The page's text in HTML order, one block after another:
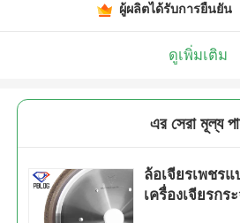
ฝากข้อความ
เราจะโทรกลับหาคุณ
ผู้ผลิตได้รับการยืนยัน
ดูเพิ่มเติม
এর সেরা মূল্য
ล้อเจียรเพชร
เครื่องเจียรกร